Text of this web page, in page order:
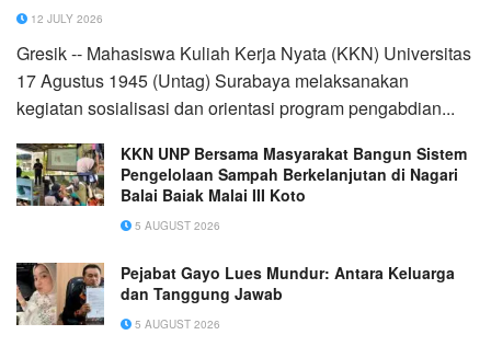
12 JULY 2026
Gresik -- Mahasiswa Kuliah Kerja Nyata (KKN) Universitas
17 Agustus 1945 (Untag) Surabaya melaksanakan
kegiatan sosialisasi dan orientasi program pengabdian...
KKN UNP Bersama Masyarakat Bangun Sistem
Pengelolaan Sampah Berkelanjutan di Nagari
Balai Baiak Malai III Koto
5 AUGUST 2026
Pejabat Gayo Lues Mundur: Antara Keluarga
dan Tanggung Jawab
5 AUGUST 2026